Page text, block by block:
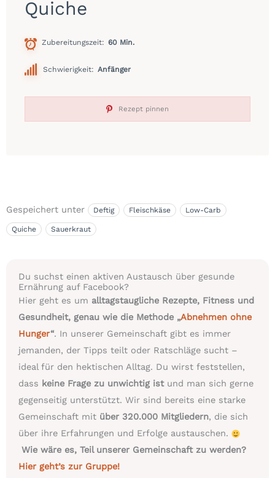
Quiche
Zubereitungszeit 60 Min.
Schwierigkeit: Anfänger
Rezept pinnen
Gespeichert unter Deftig Fleischkäse Low-Carb
Quiche Sauerkraut
Du suchst einen aktiven Austausch über gesunde
Ernährung auf Facebook?
Hier geht es um alltagstaugliche Rezepte, Fitness und
Gesundheit, genau wie die Methode „Abnehmen ohne
Hunger“. In unserer Gemeinschaft gibt es immer
jemanden, der Tipps teilt oder Ratschläge sucht –
ideal für den hektischen Alltag. Du wirst feststellen,
dass keine Frage zu unwichtig istund man sich gerne
gegenseitig unterstützt. Wir sind bereits eine starke
Gemeinschaft mit über 320.000 Mitgliedern, die sich
über ihre Erfahrungen und Erfolge austauschen.
Wie wäre es, Teil unserer Gemeinschaft zu werden?
Hier geht’s zur Gruppe!